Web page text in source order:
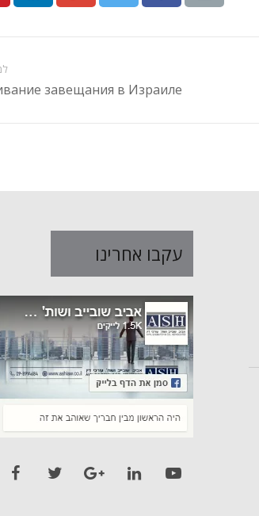
завещания в Израиле
עקבו אחרינו